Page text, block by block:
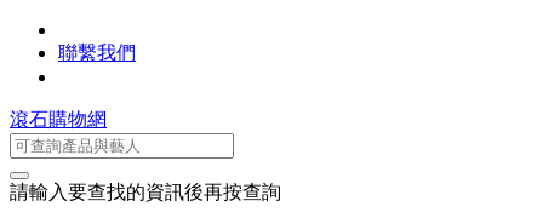
聯繫我們
滾石購物網
請輸入要查找的資訊後再按查詢